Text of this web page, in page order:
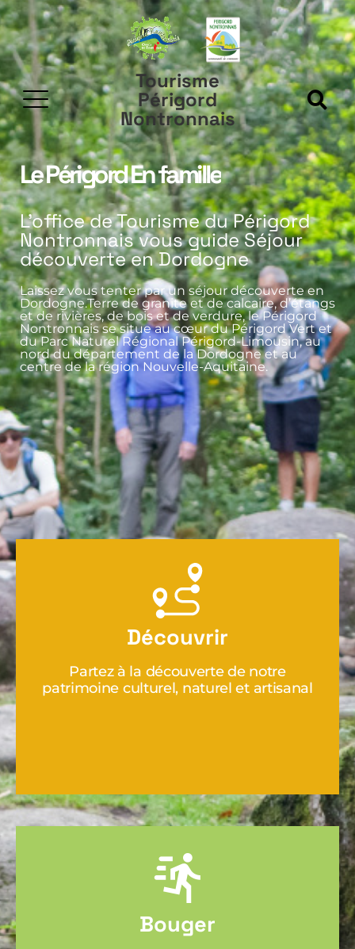
Tourisme
Périgord
Nontronnais
Le Périgord
En famille
L'office de Tourisme du Périgord
Nontronnais vous guide Séjour
découverte en Dordogne
Laissez vous tenter par un séjour découverte en
Dordogne.Terre de granite et de calcaire, d’étangs
et de rivières, de bois et de verdure, le Périgord
Nontronnais se situe au cœur du Périgord Vert et
du Parc Naturel Régional Périgord-Limousin, au
nord du département de la Dordogne et au
centre de la région Nouvelle-Aquitaine.
Découvrir
Partez à la découverte de notre
patrimoine culturel, naturel et artisanal
Bouger